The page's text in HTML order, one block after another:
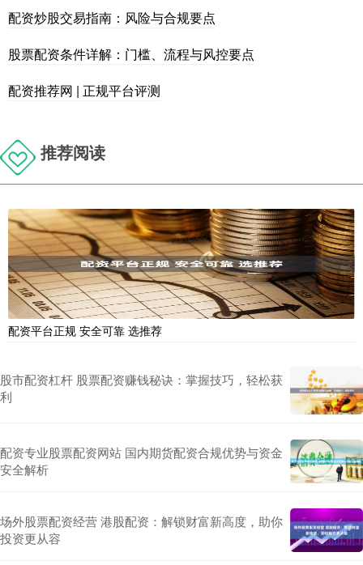
配资炒股交易指南：风险与合规要点
股票配资条件详解：门槛、流程与风控要点
配资推荐网 | 正规平台评测
推荐阅读
配资平台正规 安全可靠 选推荐
股市配资杠杆 股票配资赚钱秘诀：掌握技巧，轻松获
利
配资专业股票配资网站 国内期货配资合规优势与资金
安全解析
场外股票配资经营 港股配资：解锁财富新高度，助你
投资更从容